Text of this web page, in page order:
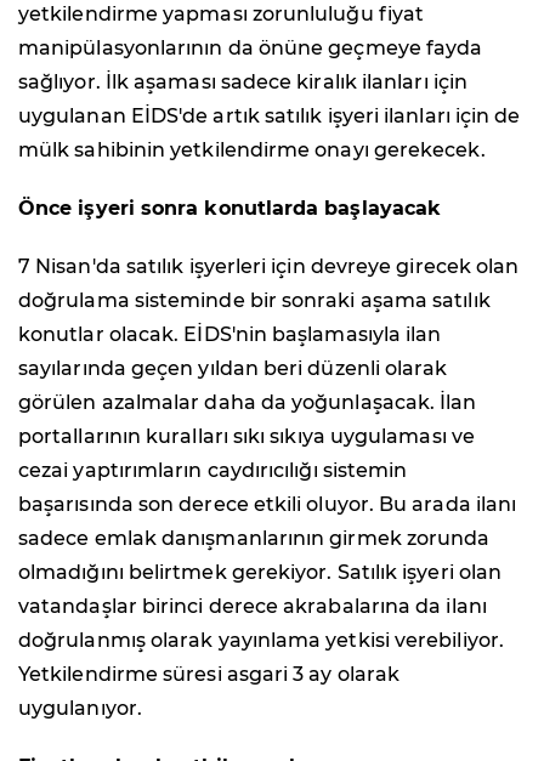
yetkilendirme yapması zorunluluğu fiyat
manipülasyonlarının da önüne geçmeye fayda
sağlıyor. İlk aşaması sadece kiralık ilanları için
uygulanan EİDS'de artık satılık işyeri ilanları için de
mülk sahibinin yetkilendirme onayı gerekecek.
Önce işyeri sonra konutlarda başlayacak
7 Nisan'da satılık işyerleri için devreye girecek olan
doğrulama sisteminde bir sonraki aşama satılık
konutlar olacak. EİDS'nin başlamasıyla ilan
sayılarında geçen yıldan beri düzenli olarak
görülen azalmalar daha da yoğunlaşacak. İlan
portallarının kuralları sıkı sıkıya uygulaması ve
cezai yaptırımların caydırıcılığı sistemin
başarısında son derece etkili oluyor. Bu arada ilanı
sadece emlak danışmanlarının girmek zorunda
olmadığını belirtmek gerekiyor. Satılık işyeri olan
vatandaşlar birinci derece akrabalarına da ilanı
doğrulanmış olarak yayınlama yetkisi verebiliyor.
Yetkilendirme süresi asgari 3 ay olarak
uygulanıyor.